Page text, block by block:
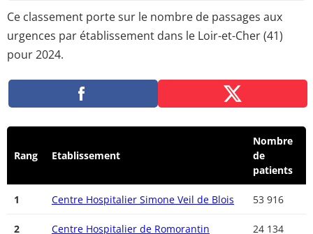
Ce classement porte sur le nombre de passages aux
urgences par établissement dans le Loir-et-Cher (41)
pour 2024.
Rang Etablissement
Nombre
de
patients
1 Centre Hospitalier Simone Veil de Blois 53 916
2 Centre Hospitalier de Romorantin 24 134